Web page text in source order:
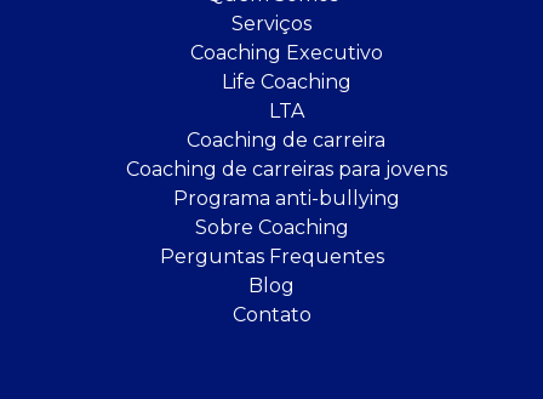
Serviços
Coaching Executivo
Life Coaching
LTA
Coaching de carreira
Coaching de carreiras para jovens
Programa anti-bullying
Sobre Coaching
Perguntas Frequentes
Blog
Contato